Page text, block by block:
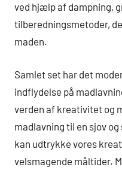
ved hjælp af dampning,
tilberedningsmetoder,
maden.
Samlet set har det
indflydelse på
verden af kreativitet og
madlavning til en sjov
kan udtrykke vores
velsmagende måltider.